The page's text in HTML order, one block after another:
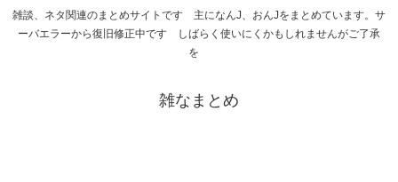
雑談、ネタ関連のまとめサイトです 主になんJ、おんJをまとめています。サ
ーバエラーから復旧修正中です しばらく使いにくかもしれませんがご了承
を
雑なまとめ